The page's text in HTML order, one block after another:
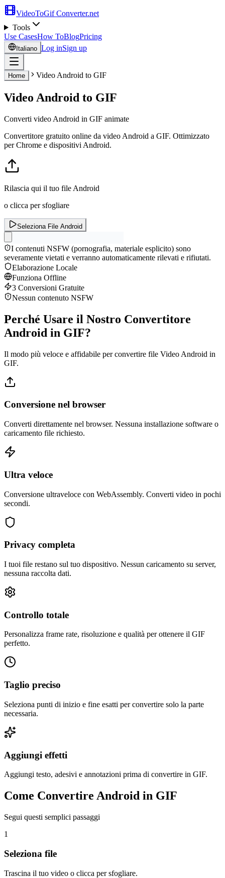
VideoToGif Converter.net
Tools
Use CasesHow ToBlogPricing
Italiano Log inSign up
Home Video Android to GIF
Video Android to GIF
Converti video Android in GIF animate
Convertitore gratuito online da video Android a GIF. Ottimizzato
per Chrome e dispositivi Android.
Rilascia qui il tuo file Android
o clicca per sfogliare
Seleziona File Android
I contenuti NSFW (pornografia, materiale esplicito) sono
severamente vietati e verranno automaticamente rilevati e rifiutati.
Elaborazione Locale
Funziona Offline
3 Conversioni Gratuite
Nessun contenuto NSFW
Perché Usare il Nostro Convertitore
Android in GIF?
Il modo più veloce e affidabile per convertire file Video Android in
GIF.
Conversione nel browser
Converti direttamente nel browser. Nessuna installazione software o
caricamento file richiesto.
Ultra veloce
Conversione ultraveloce con WebAssembly. Converti video in pochi
secondi.
Privacy completa
I tuoi file restano sul tuo dispositivo. Nessun caricamento su server,
nessuna raccolta dati.
Controllo totale
Personalizza frame rate, risoluzione e qualità per ottenere il GIF
perfetto.
Taglio preciso
Seleziona punti di inizio e fine esatti per convertire solo la parte
necessaria.
Aggiungi effetti
Aggiungi testo, adesivi e annotazioni prima di convertire in GIF.
Come Convertire Android in GIF
Segui questi semplici passaggi
1
Seleziona file
Trascina il tuo video o clicca per sfogliare.